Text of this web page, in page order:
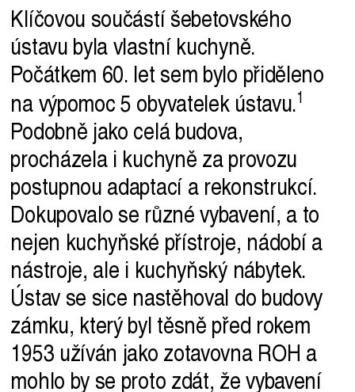
Klíčovou součástí šebetovského
ústavu byla vlastní kuchyně.
Počátkem 60. let sem bylo přiděleno
na výpomoc 5 obyvatelekústavu.
Podobně jako celá budova,
procházela i kuchyně za provozu
postupnou adaptací a rekonstrukcí.
Dokupovalo se různé vybavení, a to
nejen kuchyňské přístroje, nádobí a
nástroje, ale i kuchyňský nábytek.
Ústav se sice nastěhoval do budovy
zámku, který byl těsně před rokem
1953 užíván jako zotavovna ROH a
mohlo by se proto zdát, že vybavení